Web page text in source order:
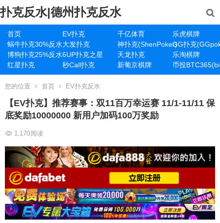
扑克反水|德州扑克反水
首页 EV扑克 千亿体育
乐虎棋牌
蜗牛扑克30%反水大发扑克 神扑克(ShenPoker)GG扑克
博狗扑克25%反水6UP扑克之星 天龙扑克
乐淘棋牌
红星扑克
秒Call扑克 新葡京棋牌 币投
您的位置 首页 EV扑克反水
【EV扑克】推荐赛事：双11百万幸运赛 11/1-11/11 保
底奖励10000000 新用户加码100万奖励
1,170阅读